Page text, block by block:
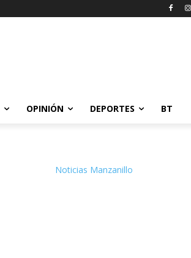
OPINIÓN DEPORTES BT
Noticias Manzanillo